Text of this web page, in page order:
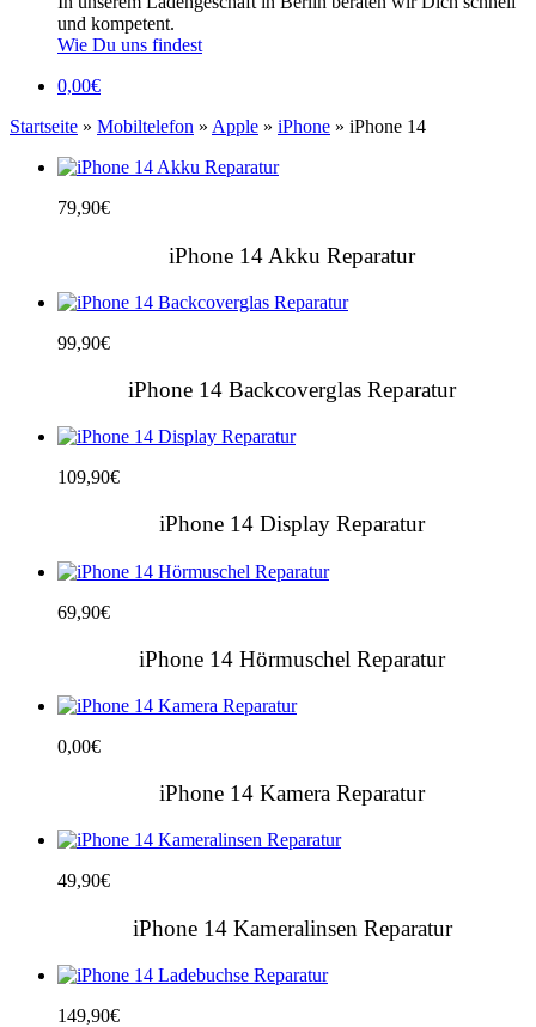
und kompetent.
Wie Du uns findest
0,00€
Startseite » Mobiltelefon » Apple » iPhone » iPhone 14
79,90€
iPhone 14 Akku Reparatur
99,90€
iPhone 14 Backcoverglas Reparatur
109,90€
iPhone 14 Display Reparatur
69,90€
iPhone 14 Hörmuschel Reparatur
0,00€
iPhone 14 Kamera Reparatur
49,90€
iPhone 14 Kameralinsen Reparatur
149,90€